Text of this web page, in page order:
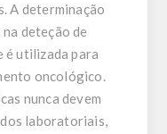
A determinação
deteção de
é utilizada para
oncológico.
nunca devem
laboratoriais,